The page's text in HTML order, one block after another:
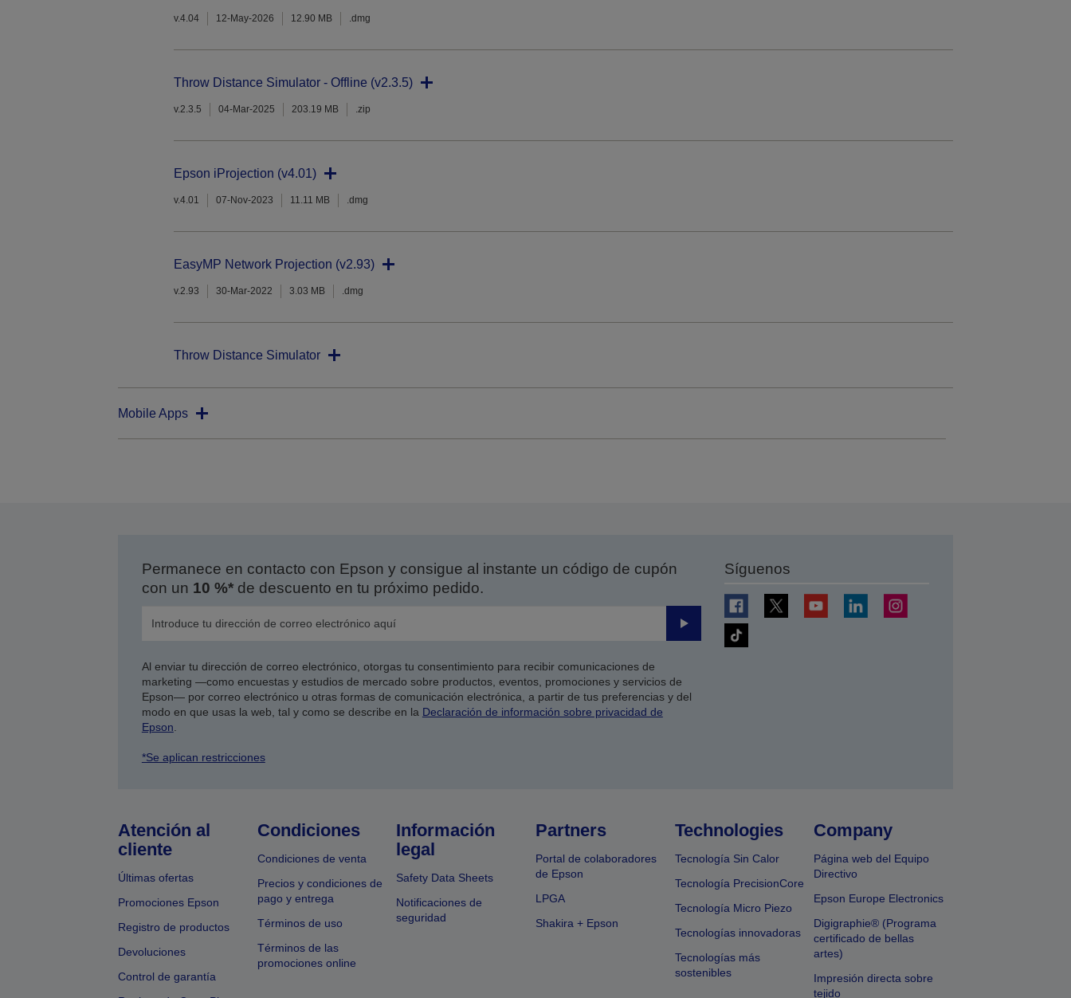
v.4.04 12-May-2026 12.90 MB .dmg
Throw Distance Simulator - Offline (v2.3.5)
v.2.3.5 04-Mar-2025 203.19 MB .zip
Epson iProjection (v4.01)
v.4.01 07-Nov-2023 11.11 MB .dmg
EasyMP Network Projection (v2.93)
v.2.93 30-Mar-2022 3.03 MB .dmg
Throw Distance Simulator
Mobile Apps
Permanece en contacto con Epson y consigue al instante un código de cupón
con un 10 %*de descuento en tu próximo pedido.
Enviar
Al enviar tu dirección de correo electrónico, otorgas tu consentimiento para recibir comunicaciones de
marketing —como encuestas y estudios de mercado sobre productos, eventos, promociones y servicios de
Epson— por correo electrónico u otras formas de comunicación electrónica, a partir de tus preferencias y del
modo en que usas la web, tal y como se describe en la Declaración de información sobre privacidad de
Epson.
*Se aplican restricciones
Síguenos
Atención al
cliente
Últimas ofertas
Promociones Epson
Registro de productos
Devoluciones
Control de garantía
Condiciones
Condiciones de venta
Precios y condiciones de
pago y entrega
Términos de uso
Términos de las
promociones online
Información
legal
Safety Data Sheets
Notificaciones de
seguridad
Partners
Portal de colaboradores
de Epson
LPGA
Shakira + Epson
Technologies
Tecnología Sin Calor
Tecnología PrecisionCore
Tecnología Micro Piezo
Tecnologías innovadoras
Tecnologías más
sostenibles
Company
Página web del Equipo
Directivo
Epson Europe Electronics
Digigraphie® (Programa
certificado de bellas
artes)
Impresión directa sobre
tejido